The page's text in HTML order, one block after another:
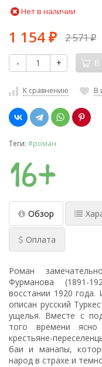
Нет в наличии
1 154 ₽ 2 571₽
- + В
К сравнению В
Теги: #роман
Обзор
Оплата
Роман
Фурманова (1891-
восстании 1920 года.
описан русский
ущелья. Вместе с
того времени
крестьяне-
баи и манапы,
народ в страхе и